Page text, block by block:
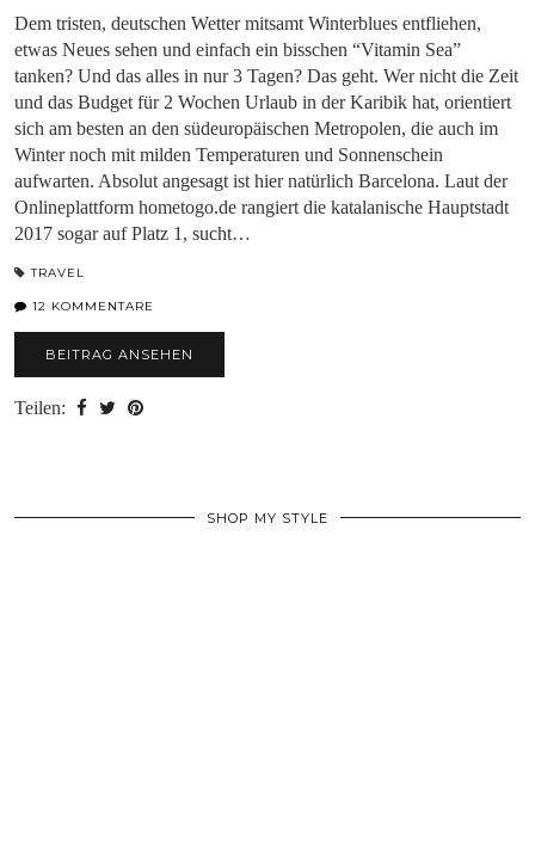
Dem tristen, deutschen Wetter mitsamt Winterblues entfliehen,
etwas Neues sehen und einfach ein bisschen “Vitamin Sea”
tanken? Und das alles in nur 3 Tagen? Das geht. Wer nicht die Zeit
und das Budget für 2 Wochen Urlaub in der Karibik hat, orientiert
sich am besten an den südeuropäischen Metropolen, die auch im
Winter noch mit milden Temperaturen und Sonnenschein
aufwarten. Absolut angesagt ist hier natürlich Barcelona. Laut der
Onlineplattform hometogo.de rangiert die katalanische Hauptstadt
2017 sogar auf Platz 1, sucht…
TRAVEL
12 KOMMENTARE
BEITRAG ANSEHEN
Teilen:
SHOP MY STYLE